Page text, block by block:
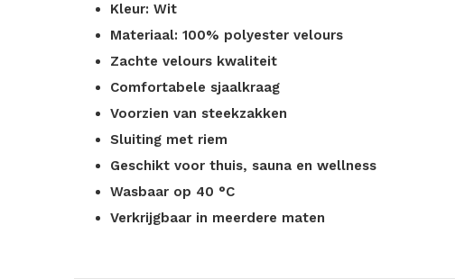
Kleur: Wit
Materiaal: 100% polyester velours
Zachte velours kwaliteit
Comfortabele sjaalkraag
Voorzien van steekzakken
Sluiting met riem
Geschikt voor thuis, sauna en wellness
Wasbaar op 40 °C
Verkrijgbaar in meerdere maten